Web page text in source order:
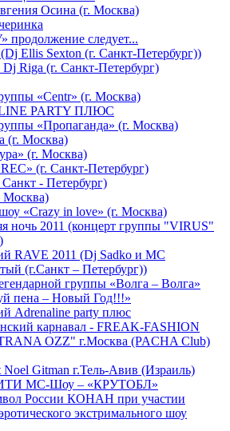
Осина (г. Москва)
следует...
Ellis Sexton (г. Санкт-Петербург))
Riga (г. Санкт-Петербург)
«Centr» (г. Москва)
PARTY ПЛЮС
«Пропаганда» (г. Москва)
(г. Москва)
(г. Москва)
(г. Санкт-Петербург)
- Петербург)
Москва)
«Crazy in love» (г. Москва)
ночь 2011 (концерт группы "VIRUS"
RAVE 2011 (Dj Sadko и MC
(г.Санкт – Петербург))
группы «Волга – Волга»
пена – Новый Год!!!»
Adrenaline party плюс
карнавал - FREAK-FASHION
OZZ" г.Москва (PACHA Club)
Noel Gitman г.Тель-Авив (Израиль)
МС-Шоу – «КРУТОБЛ»
России КОНАН при участии
экстримального шоу